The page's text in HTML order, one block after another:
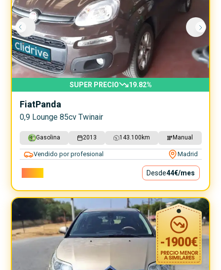
SUPER PRECIO 19.82%
FiatPanda
0,9 Lounge 85cv Twinair
Gasolina 2013 143.100 km Manual
Vendido por profesional Madrid
Desde44€/mes
-1900€